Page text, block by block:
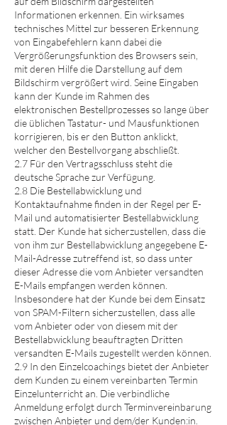
Informationen erkennen. Ein wirksames
technisches Mittel zur besseren Erkennung
von Eingabefehlern kann dabei die
Vergrößerungsfunktion des Browsers sein,
mit deren Hilfe die Darstellung auf dem
Bildschirm vergrößert wird. Seine Eingaben
kann der Kunde im Rahmen des
elektronischen Bestellprozesses so lange über
die üblichen Tastatur- und Mausfunktionen
korrigieren, bis er den Button anklickt,
welcher den Bestellvorgang abschließt.
2.7 Für den Vertragsschluss steht die
deutsche Sprache zur Verfügung.
2.8 Die Bestellabwicklung und
Kontaktaufnahme finden in der Regel per E-
Mail und automatisierter Bestellabwicklung
statt. Der Kunde hat sicherzustellen, dass die
von ihm zur Bestellabwicklung angegebene E-
Mail-Adresse zutreffend ist, so dass unter
dieser Adresse die vom Anbieter versandten
E-Mails empfangen werden können.
Insbesondere hat der Kunde bei dem Einsatz
von SPAM-Filtern sicherzustellen, dass alle
vom Anbieter oder von diesem mit der
Bestellabwicklung beauftragten Dritten
versandten E-Mails zugestellt werden können.
2.9 In den Einzelcoachings bietet der Anbieter
dem Kunden zu einem vereinbarten Termin
Einzelunterricht an. Die verbindliche
Anmeldung erfolgt durch Terminvereinbarung
zwischen Anbieter und dem/der Kunden:in.